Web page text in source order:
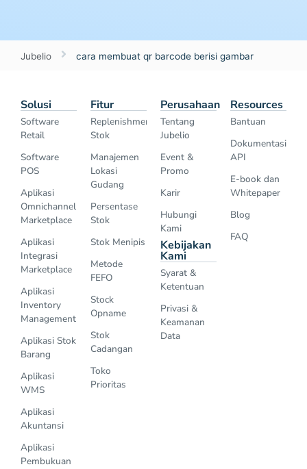
Jubelio cara membuat qr barcode berisi gambar
Solusi
Software
Retail
Software
POS
Aplikasi
Omnichannel
Marketplace
Aplikasi
Integrasi
Marketplace
Aplikasi
Inventory
Management
Aplikasi Stok
Barang
Aplikasi
WMS
Aplikasi
Akuntansi
Aplikasi
Pembukuan
Fitur
Replenishment
Stok
Manajemen
Lokasi
Gudang
Persentase
Stok
Stok Menipis
Metode
FEFO
Stock
Opname
Stok
Cadangan
Toko
Prioritas
Perusahaan
Tentang
Jubelio
Event &
Promo
Karir
Hubungi
Kami
Kebijakan
Kami
Syarat &
Ketentuan
Privasi &
Keamanan
Data
Resources
Bantuan
Dokumentasi
API
E-book dan
Whitepaper
Blog
FAQ